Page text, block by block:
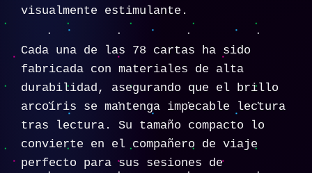
visualmente estimulante.
Cada una de las 78 cartas ha sido
fabricada con materiales de alta
durabilidad, asegurando que el brillo
arcoíris se mantenga impecable lectura
tras lectura. Su tamaño compacto lo
convierte en el compañero de viaje
perfecto para sus sesiones de